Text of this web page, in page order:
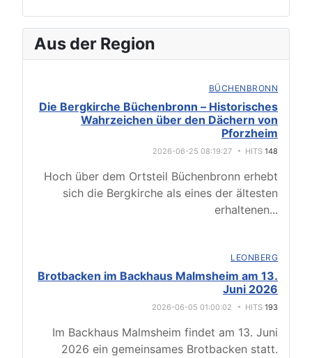
Aus der Region
BÜCHENBRONN
Die Bergkirche Büchenbronn – Historisches
Wahrzeichen über den Dächern von
Pforzheim
2026-06-25 08:19:27 HITS 148
Hoch über dem Ortsteil Büchenbronn erhebt
sich die Bergkirche als eines der ältesten
erhaltenen...
LEONBERG
Brotbacken im Backhaus Malmsheim am 13.
Juni 2026
2026-06-05 01:00:02 HITS 193
Im Backhaus Malmsheim findet am 13. Juni
2026 ein gemeinsames Brotbacken statt.